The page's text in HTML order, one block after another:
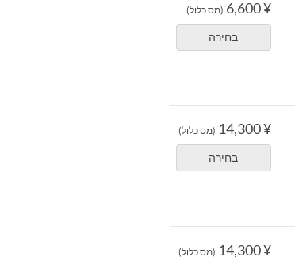
¥ 6,600 (מס כלול)
בחירה
¥ 14,300 (מס כלול)
בחירה
¥ 14,300 (מס כלול)